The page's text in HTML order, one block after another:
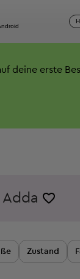
deine erste
Adda
Zustand